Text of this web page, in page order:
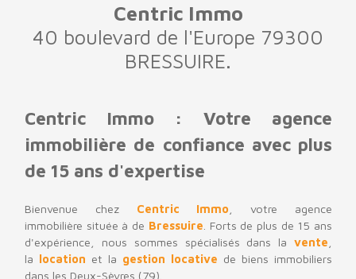
Centric Immo
40 boulevard de l'Europe 79300
BRESSUIRE.
Centric Immo : Votre agence
immobilière de confiance avec plus
de 15 ans d'expertise
Bienvenue chez Centric Immo , votre
agence
immobilière située à de Bressuire . Forts de plus de 15 ans
d'expérience, nous sommes spécialisés dans la vente
la location et la gestion locative de biens immobiliers
dans les Deux-Sèvres (79)